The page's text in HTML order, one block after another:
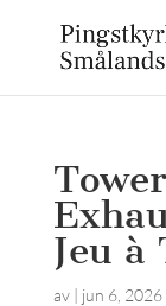
Jeu à
av | jun 6, 2026